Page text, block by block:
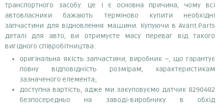
транспортного засобу. Це і є основна причина, чому всі
автовласники бажають терміново купити необхідні
запчастини для відновлення машини. Купуючи в Avant.Parts
деталі для авто, ви отримуєте масу переваг від такого
вигідного співробітництва:
оригінальна якість запчастини, виробник –, що гарантує
повну відповідність розмірам, характеристикам
зазначеного елемента;
доступна вартість, адже ми закуповуємо датчик 8290482
безпосередньо на заводі-виробнику в обхід